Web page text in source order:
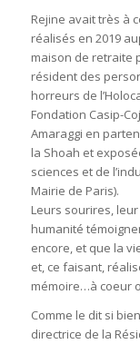
Rejine avait très à
réalisés en 2019
maison de retraite
résident des
horreurs de
Fondation Casip-
Amaraggi en
la Shoah et
sciences et de
Mairie de Paris).
Leurs sourires,
humanité
encore, et que la
et, ce faisant,
mémoire…à coeur
Comme le dit si
directrice de la